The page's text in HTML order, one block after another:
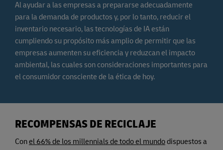
Al ayudar a las empresas a prepararse adecuadamente
para la demanda de productos y, por lo tanto, reducir el
inventario necesario, las tecnologías de IA están
cumpliendo su propósito más amplio de permitir que las
empresas aumenten su eficiencia y reduzcan el impacto
ambiental, las cuales son consideraciones importantes para
el consumidor consciente de la ética de hoy.
RECOMPENSAS DE RECICLAJE
Conel 66% de los millennials de todo el mundodispuestos a